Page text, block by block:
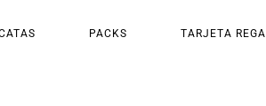
PACKS TARJETA